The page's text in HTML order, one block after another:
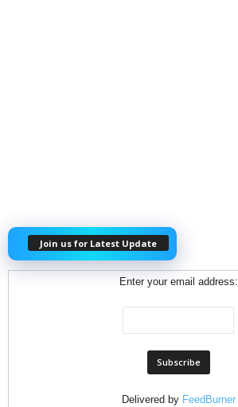
Join us for Latest Update
Enter your email address:
Delivered by FeedBurner